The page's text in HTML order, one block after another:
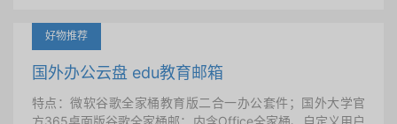
好物推荐
国外办公云盘 edu教育邮箱
特点：微软谷歌全家桶教育版二合一办公套件；国外大学官